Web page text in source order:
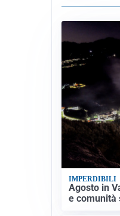
IMPERDIBILI
Agosto in
e comunità